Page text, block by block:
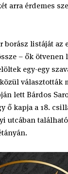
arra érdemes
borász listáját az
– ők ötvenen
egy-egy
választották
lett Bárdos
ő kapja a 18.
utcában